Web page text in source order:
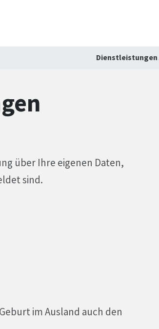
Dienstleistungen
über Ihre eigenen Daten,
sind.
im Ausland auch den